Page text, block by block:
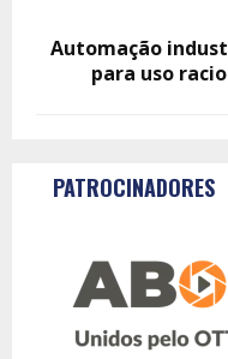
Automação
para uso
PATROCINADORES